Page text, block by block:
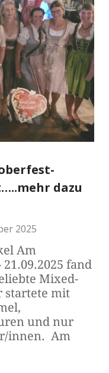
dazu
2025
Am
fand
Mixed-
startete mit
und nur
innen. Am